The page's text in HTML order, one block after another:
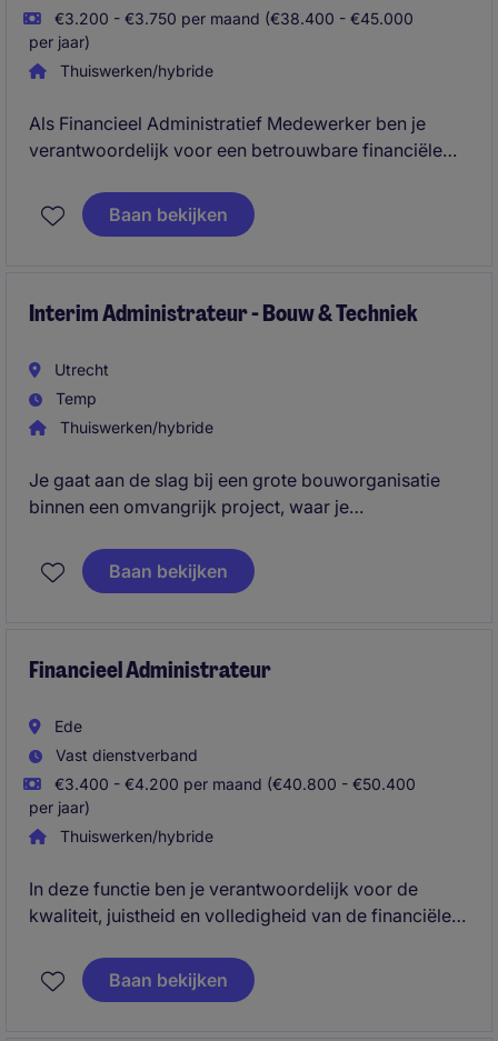
€3.200 - €3.750 per maand (€38.400 - €45.000
per jaar)
Thuiswerken/hybride
Als Financieel Administratief Medewerker ben je
verantwoordelijk voor een betrouwbare financiële
het gebied van debiteuren-, crediteuren- en
grootboekbeheer. Je komt terecht in een informele
de business en een belangrijke bijdrage levert aan
Baan bekijken
Interim Administrateur - Bouw & Techniek
Utrecht
Temp
Thuiswerken/hybride
Je gaat aan de slag bij een grote bouworganisatie
binnen een omvangrijk project, waar je
van de CAPEX-administratie. In deze operationele rol
zorg je ervoor dat kosten en wijzigingen correct
controller met betrouwbare informatie.
Baan bekijken
Financieel Administrateur
Ede
Vast dienstverband
€3.400 - €4.200 per maand (€40.800 - €50.400
per jaar)
Thuiswerken/hybride
In deze functie ben je verantwoordelijk voor de
kwaliteit, juistheid en volledigheid van de financiële
afdelingen om financiële vraagstukken en verschillen
in geld- en goederenstromen te analyseren en op te
Baan bekijken